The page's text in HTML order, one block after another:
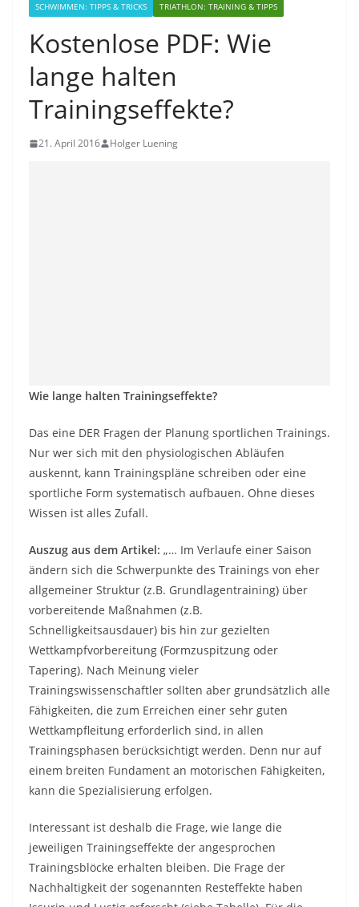
SCHWIMMEN: TIPPS & TRICKS TRIATHLON: TRAINING & TIPPS
Kostenlose PDF: Wie
lange halten
Trainingseffekte?
21. April 2016 Holger Luening
Wie lange halten Trainingseffekte?
Das eine DER Fragen der Planung sportlichen Trainings.
Nur wer sich mit den physiologischen Abläufen
auskennt, kann Trainingspläne schreiben oder eine
sportliche Form systematisch aufbauen. Ohne dieses
Wissen ist alles Zufall.
Auszug aus dem Artikel: „… Im Verlaufe einer Saison
ändern sich die Schwerpunkte des Trainings von eher
allgemeiner Struktur (z.B. Grundlagentraining) über
vorbereitende Maßnahmen (z.B.
Schnelligkeitsausdauer) bis hin zur gezielten
Wettkampfvorbereitung (Formzuspitzung oder
Tapering). Nach Meinung vieler
Trainingswissenschaftler sollten aber grundsätzlich alle
Fähigkeiten, die zum Erreichen einer sehr guten
Wettkampfleitung erforderlich sind, in allen
Trainingsphasen berücksichtigt werden. Denn nur auf
einem breiten Fundament an motorischen Fähigkeiten,
kann die Spezialisierung erfolgen.
Interessant ist deshalb die Frage, wie lange die
jeweiligen Trainingseffekte der angesprochen
Trainingsblöcke erhalten bleiben. Die Frage der
Nachhaltigkeit der sogenannten Resteffekte haben